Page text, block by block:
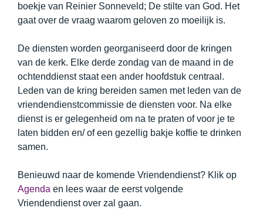
boekje van Reinier Sonneveld; De stilte van God. Het
gaat over de vraag waarom geloven zo moeilijk is.
De diensten worden georganiseerd door de kringen
van de kerk. Elke derde zondag van de maand in de
ochtenddienst staat een ander hoofdstuk centraal.
Leden van de kring bereiden samen met leden van de
vriendendienstcommissie de diensten voor. Na elke
dienst is er gelegenheid om na te praten of voor je te
laten bidden en/ of een gezellig bakje koffie te drinken
samen.
Benieuwd naar de komende Vriendendienst? Klik op
Agenda en lees waar de eerst volgende
Vriendendienst over zal gaan.